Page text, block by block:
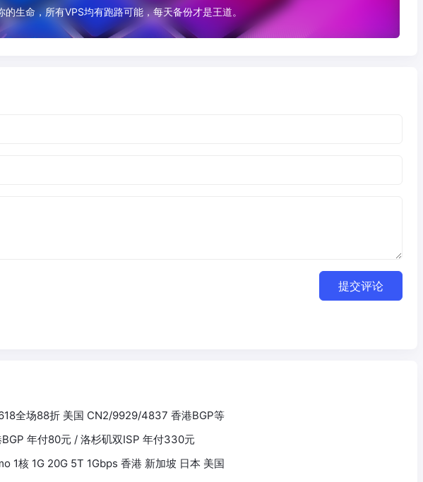
的生命，所有VPS均有跑路可能，每天备份才是王道。
提交评论
全场88折 美国 CN2/9929/4837 香港BGP等
年付80元 / 洛杉矶双ISP 年付330元
1核 1G 20G 5T 1Gbps 香港 新加坡 日本 美国